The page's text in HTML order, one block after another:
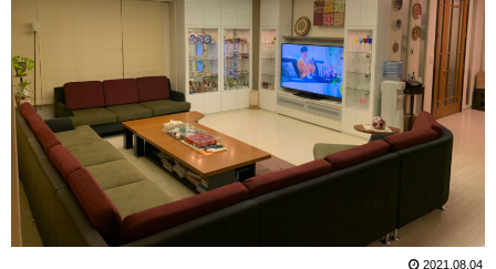
2021.08.04